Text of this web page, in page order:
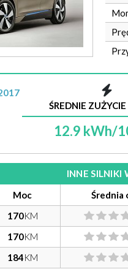
ŚREDNIE
12.9 kWh/
INNE SILNIKI
Moc Średnia
170KM
170KM
184KM